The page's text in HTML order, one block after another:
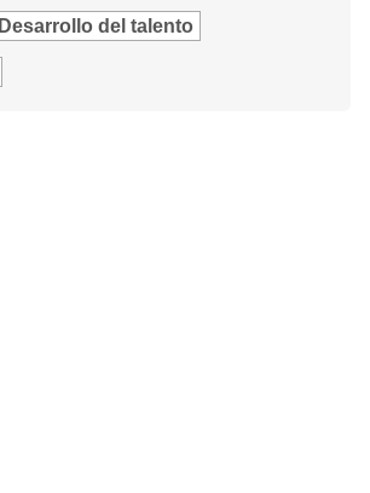
Desarrollo del talento